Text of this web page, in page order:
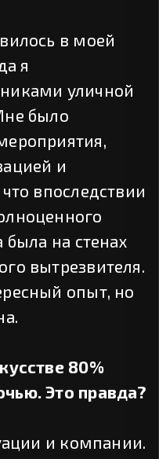
в моей
я
уличной
было
и
впоследствии
была на стенах
вытрезвителя.
опыт, но
80%
Это правда?
и компании.